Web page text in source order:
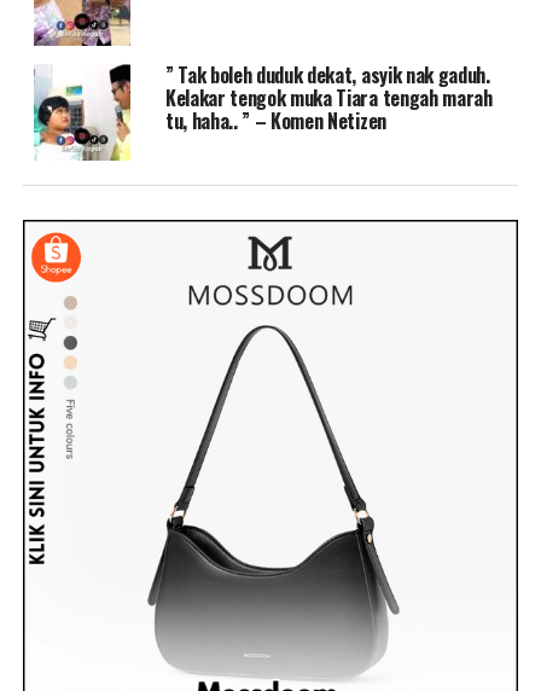
” Tak boleh duduk dekat, asyik nak gaduh.
Kelakar tengok muka Tiara tengah marah
tu, haha.. ” – Komen Netizen